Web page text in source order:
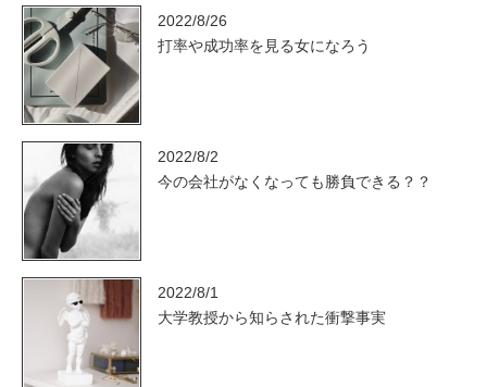
2022/8/26
打率や成功率を見る女になろう
2022/8/2
今の会社がなくなっても勝負できる？？
2022/8/1
大学教授から知らされた衝撃事実